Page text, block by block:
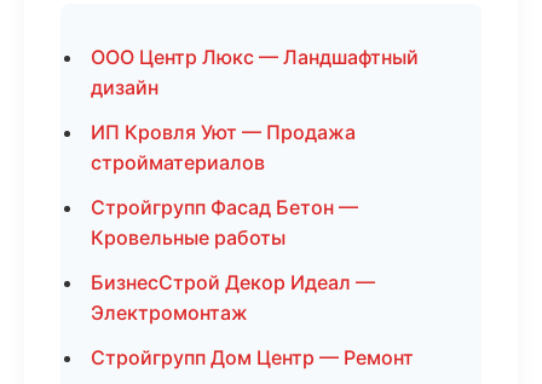
ООО Центр Люкс — Ландшафтный
дизайн
ИП Кровля Уют — Продажа
стройматериалов
Стройгрупп Фасад Бетон —
Кровельные работы
БизнесСтрой Декор Идеал —
Электромонтаж
Стройгрупп Дом Центр — Ремонт